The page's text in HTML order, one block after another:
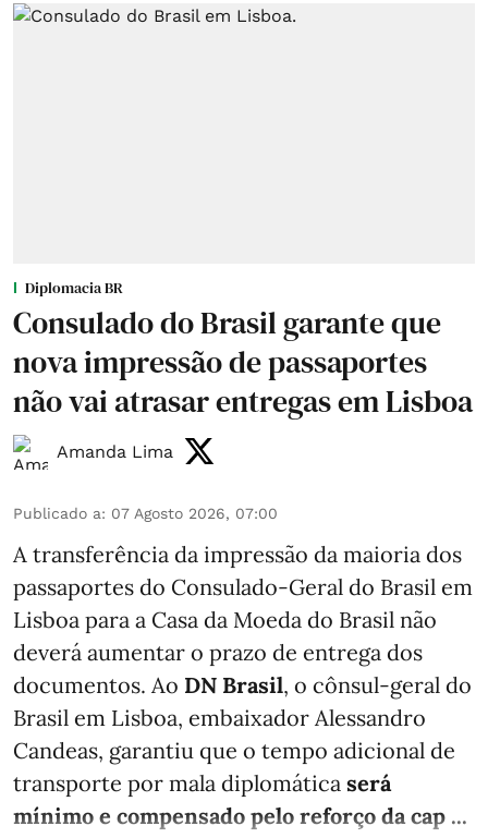
Diplomacia BR
Consulado do Brasil garante que
nova impressão de passaportes
não vai atrasar entregas em Lisboa
Amanda Lima
Publicado a: 07 Agosto 2026, 07:00
A transferência da impressão da maioria dos
passaportes do Consulado-Geral do Brasil em
Lisboa para a Casa da Moeda do Brasil não
deverá aumentar o prazo de entrega dos
documentos. Ao DN Brasil, o cônsul-geral do
Brasil em Lisboa, embaixador Alessandro
Candeas, garantiu que o tempo adicional de
transporte por mala diplomática será
mínimo e compensado pelo reforço da cap ...